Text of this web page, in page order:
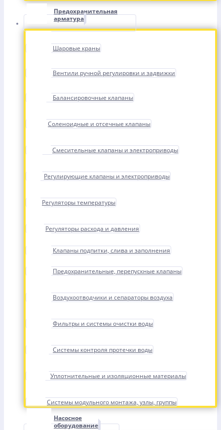
Предохранительная
арматура
Шаровые краны
Вентили ручной регулировки и задвижки
Балансировочные клапаны
Соленоидные и отсечные клапаны
Смесительные клапаны и электроприводы
Регулирующие клапаны и электроприводы
Регуляторы температуры
Регуляторы расхода и давления
Клапаны подпитки, слива и заполнения
Предохранительные, перепускные клапаны
Воздухоотводчики и сепараторы воздуха
Фильтры и системы очистки воды
Системы контроля протечки воды
Уплотнительные и изоляционные материалы
Системы модульного монтажа, узлы, группы
Насосное
оборудование